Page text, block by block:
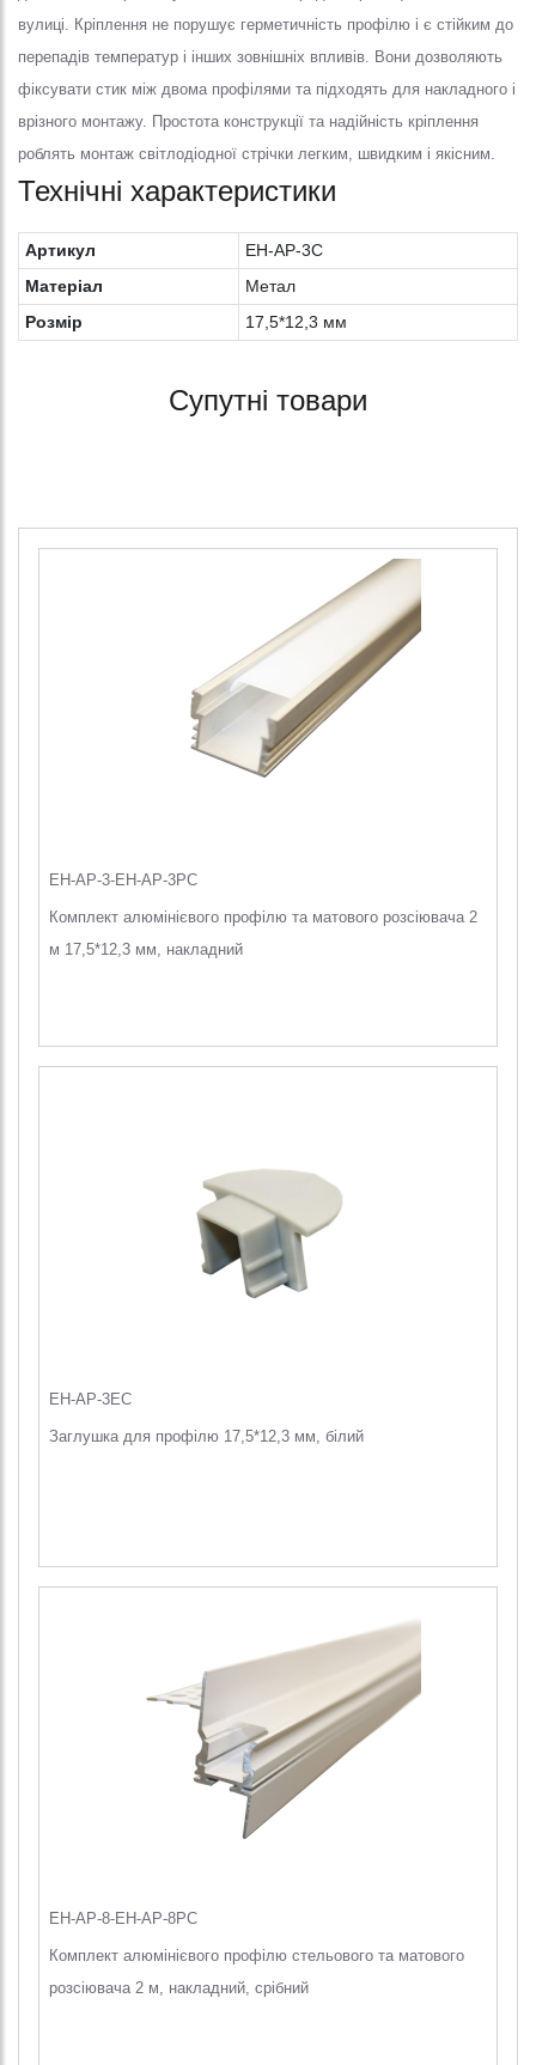
вулиці. Кріплення не порушує герметичність профілю і є стійким до
перепадів температур і інших зовнішніх впливів. Вони дозволяють
фіксувати стик між двома профілями та підходять для накладного і
врізного монтажу. Простота конструкції та надійність кріплення
роблять монтаж світлодіодної стрічки легким, швидким і якісним.
Технічні характеристики
Артикул
EH-AP-3C
Матеріал
Метал
Розмір
17,5*12,3 мм
Супутні товари
EH-AP-3-EH-AP-3PC
Комплект алюмінієвого профілю та матового розсіювача 2
м 17,5*12,3 мм, накладний
EH-AP-3EC
Заглушка для профілю 17,5*12,3 мм, білий
EH-AP-8-EH-AP-8PC
Комплект алюмінієвого профілю стельового та матового
розсіювача 2 м, накладний, срібний